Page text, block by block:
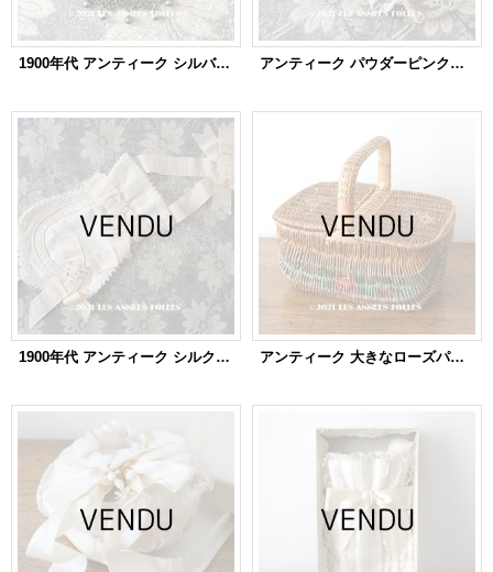
1900年代 アンティーク シルバー製 ヤドリギ メタルメッシュのコインケース コインパース アンティーク パウダーピンクのシルク ＆ レース 結婚式のオモニエール
1900年代 アンティーク シルク製 初聖体のオモニエール アンティーク 大きなローズパニエ 薔薇のパニエ